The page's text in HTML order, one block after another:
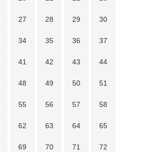
27 28 29 30
34 35 36 37
41 42 43 44
48 49 50 51
55 56 57 58
62 63 64 65
69 70 71 72